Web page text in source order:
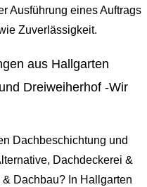
Ausführung eines Auftrags
Zuverlässigkeit.
aus Hallgarten
Dreiweiherhof -Wir
Dachbeschichtung und
Dachdeckerei &
Dachbau? In Hallgarten